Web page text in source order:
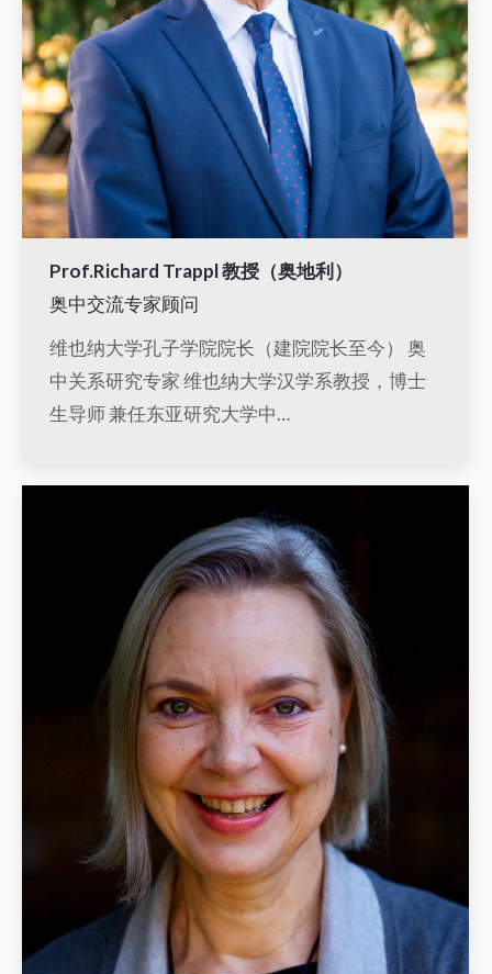
Prof.Richard Trappl 教授（奥地利）
奥中交流专家顾问
维也纳大学孔子学院院长（建院院长至今） 奥
中关系研究专家 维也纳大学汉学系教授，博士
生导师 兼任东亚研究大学中…